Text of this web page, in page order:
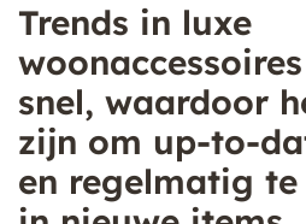
Trends in luxe
snel, waardoor
zijn om up-to-
en regelmatig te